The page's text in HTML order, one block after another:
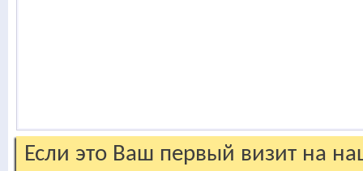
Если это Ваш первый визит на